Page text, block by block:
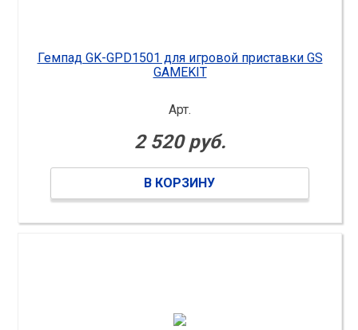
Гемпад GK-GPD1501 для игровой приставки GS
GAMEKIT
Арт.
2 520 руб.
В КОРЗИНУ